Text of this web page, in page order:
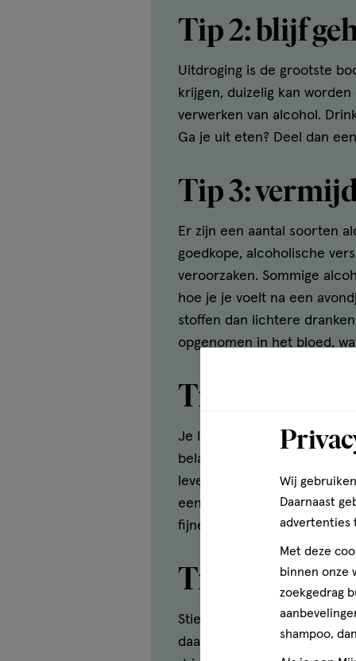
Tip 2: blijf
Uitdroging is de grootste
krijgen, duizelig kan
verwerken van alcohol.
Ga je uit eten? Deel dan
Tip 3:
Er zijn een aantal soorten
goedkope, alcoholische
veroorzaken. Sommige
hoe je je voelt na een
stoffen dan lichtere
opgenomen in het bloed,
Tip 4: drink
Je lichaam heeft gemiddeld
belangrijke rol, omdat die
lever de alcohol in je
eens wat langer over je
fijner wakker.
Tip 5: drink
Stiekem weten we
daarom eens wat minder te
Wij
Daarnaast
advertenties
Met deze
binnen onze
zoekgedrag
shampoo,